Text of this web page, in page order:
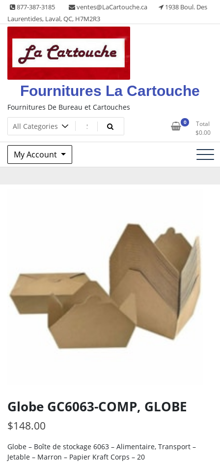
Skip
content
877-387-3185 ventes@LaCartouche.ca
1938 Boul. Des
Laurentides, Laval, QC, H7M2R3
Fournitures La Cartouche
Fournitures De Bureau et Cartouches
0
Total
$0.00
My Account
Globe GC6063-COMP, GLOBE
$148.00
Globe – Boîte de stockage 6063 – Alimentaire, Transport –
Jetable – Marron – Papier Kraft Corps – 20